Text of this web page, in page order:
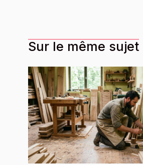
Sur le même sujet